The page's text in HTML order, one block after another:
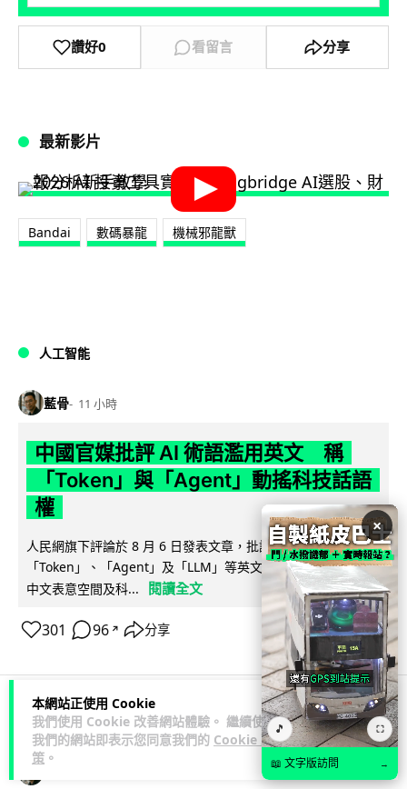
本網站正使用 Cookie
我們使用 Cookie 改善網站體驗。 繼續使用
我們的網站即表示您同意我們的 Cookie 政
策 。
讚好0 看留言 分享
最新影片
Bandai 數碼暴龍 機械邪龍獸
人工智能
藍骨 11 小時
中國官媒批評 AI 術語濫用英文 稱
「Token」與「Agent」動搖科技話語
權
人民網旗下評論於 8 月 6 日發表文章，批評中國廣泛使用
「Token」、「Agent」及「LLM」等英文術語，認為做法侵蝕
中文表意空間及科...
閱讀全文
301 96 ↗ 分享
科技娛樂 生活科技 汽車科技
×
🎵 ⛶
📖 文字版訪問 →